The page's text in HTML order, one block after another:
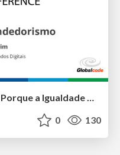
Mulheres Empreendedoras: Porque a Igualdade de Gênero é tão Importante
0 130